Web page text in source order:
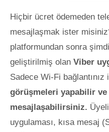
Hiçbir ücret ödemeden
mesajlaşmak ister
platformundan sonra
geliştirilmiş olan Viber
Sadece Wi-Fi bağlantınız
görüşmeleri yapabilir ve
mesajlaşabilirsiniz.
uygulaması, kısa mesaj